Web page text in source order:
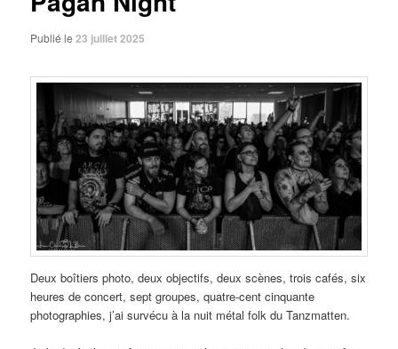
Publié le23 juillet 2025
Deux boîtiers photo, deux objectifs, deux scènes, trois cafés, six
heures de concert, sept groupes, quatre-cent cinquante
photographies, j’ai survécu à la nuit métal folk du Tanzmatten.